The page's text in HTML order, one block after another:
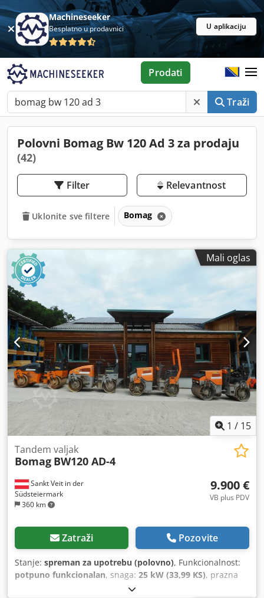
Machineseeker
Besplatno u prodavnici U aplikaciju
Traži
Prodati
Polovni Bomag Bw 120 Ad 3 za prodaju
(42)
Filter Relevantnost
Uklonite sve filtere Bomag
Mali oglas
1 / 15
Sankt Veit in der
Südsteiermark
360 km
Tandem valjak
Bomag BW120 AD-4
9.900 €
VB plus PDV
Zatraži Pozovite
Stanje: spreman za upotrebu (polovno), Funkcionalnost:
potpuno funkcionalan, snaga: 25 kW (33,99 KS), prazna
, Godina izgradnje: